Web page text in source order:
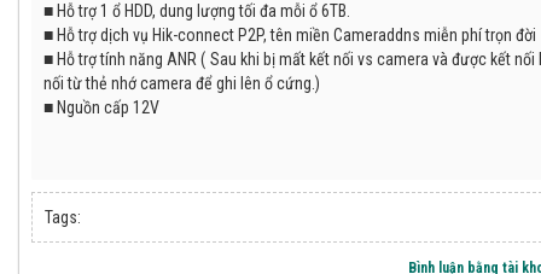
■ Hỗ trợ 1 ổ HDD, dung lượng tối đa mỗi ổ 6TB.
■ Hỗ trợ dịch vụ Hik-connect P2P, tên miền Cameraddns miễn phí trọn đời
■ Hỗ trợ tính năng ANR ( Sau khi bị mất kết nối vs camera và được kết
nối từ thẻ nhớ camera để ghi lên ổ cứng.)
■ Nguồn cấp 12V
Tags:
Bình luận bằng tài